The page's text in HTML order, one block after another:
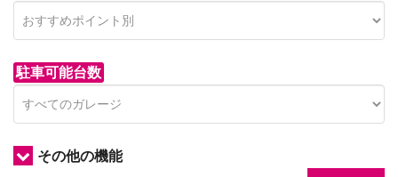
駐車可能台数
その他の機能